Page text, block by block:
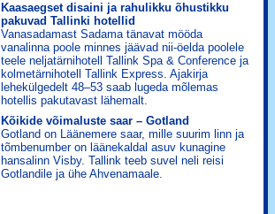
Kaasaegset disaini ja rahulikku õhustikku
pakuvad Tallinki hotellid
Vanasadamast Sadama tänavat mööda
vanalinna poole minnes jäävad nii-öelda poolele
teele neljatärnihotell Tallink Spa & Conference ja
kolmetärnihotell Tallink Express. Ajakirja
lehekülgedelt 48–53 saab lugeda mõlemas
hotellis pakutavast lähemalt.
Kõikide võimaluste saar – Gotland
Gotland on Läänemere saar, mille suurim linn ja
tõmbenumber on läänekaldal asuv kunagine
hansalinn Visby. Tallink teeb suvel neli reisi
Gotlandile ja ühe Ahvenamaale.